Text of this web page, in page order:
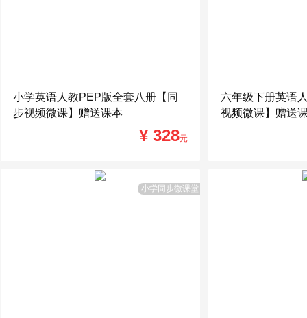
小学英语人教PEP版全套八册【同
步视频微课】赠送课本
¥ 328元
六年级下册英语
视频微课】赠送
小学同步微课堂